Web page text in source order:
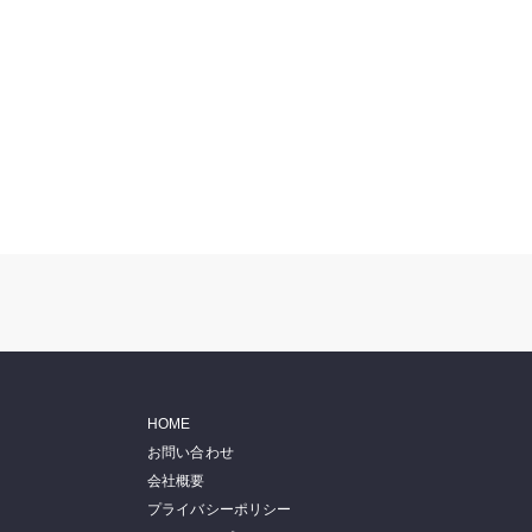
HOME
お問い合わせ
会社概要
プライバシーポリシー